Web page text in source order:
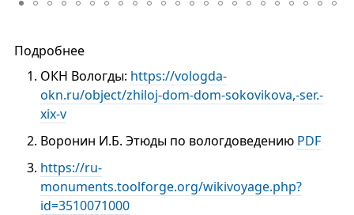
Подробнее
ОКН Вологды: https://vologda-
okn.ru/object/zhiloj-dom-dom-sokovikova,-ser.-
xix-v
Воронин И.Б. Этюды по вологдоведению PDF
https://ru-
monuments.toolforge.org/wikivoyage.php?
id=3510071000